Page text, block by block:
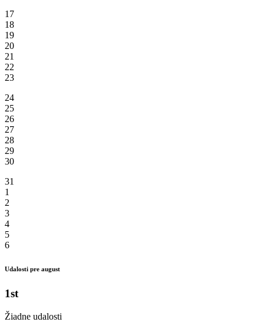
17
18
19
20
21
22
23
24
25
26
27
28
29
30
31
1
2
3
4
5
6
Udalosti pre august
1st
Žiadne udalosti